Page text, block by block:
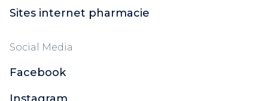
Sites internet pharmacie
Social Media
Facebook